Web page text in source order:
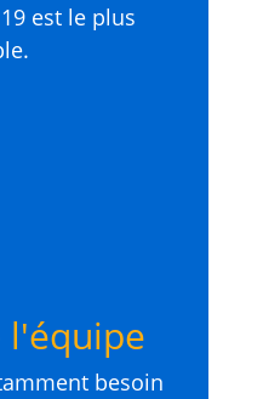
est le plus
l'équipe
besoin